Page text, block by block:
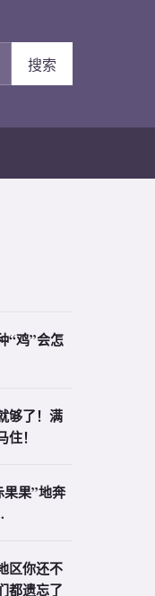
搜索
“鸡”会怎
够了！满
！
果果”地奔
区你还不
都遗忘了